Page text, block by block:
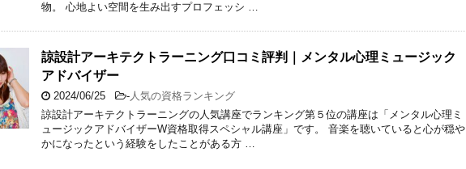
物。 心地よい空間を生み出すプロフェッシ …
諒設計アーキテクトラーニング口コミ評判｜メンタル心理ミュージック
アドバイザー
2024/06/25 -人気の資格ランキング
諒設計アーキテクトラーニングの人気講座でランキング第５位の講座は「メンタル心理ミ
ュージックアドバイザーW資格取得スペシャル講座」です。 音楽を聴いていると心が穏や
かになったという経験をしたことがある方 …